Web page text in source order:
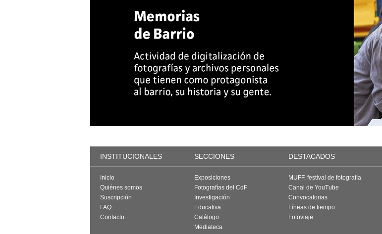
INSTITUCIONALES SECCIONES DESTACADOS
Inicio
Quiénes somos
Suscripción
FAQ
Contacto
Exposiciones
Fotografías del CdF
Investigación
Educativa
Catálogo
Mediateca
MUFF, festival de fotografía
Canal de YouTube
Convocatorias
Líneas de tiempo
Fotoviaje